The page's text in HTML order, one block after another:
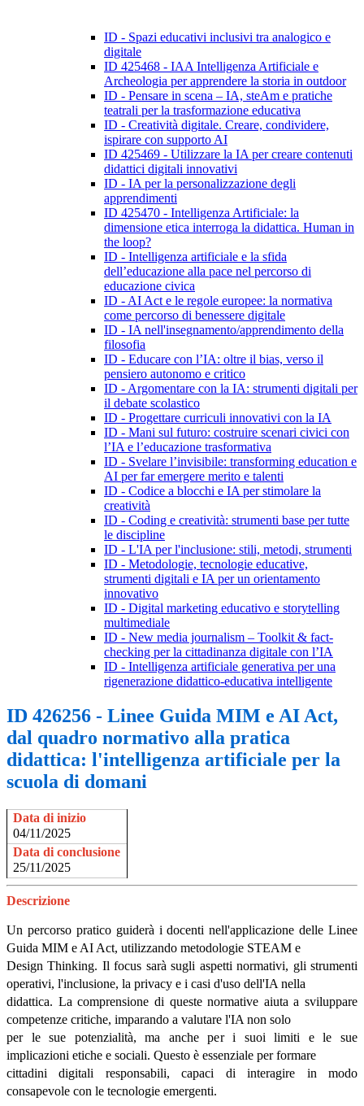
ID - Spazi educativi inclusivi tra analogico e
digitale
ID 425468 - IAA Intelligenza Artificiale e
Archeologia per apprendere la storia in outdoor
ID - Pensare in scena – IA, steAm e pratiche
teatrali per la trasformazione educativa
ID - Creatività digitale. Creare, condividere,
ispirare con supporto AI
ID 425469 - Utilizzare la IA per creare contenuti
didattici digitali innovativi
ID - IA per la personalizzazione degli
apprendimenti
ID 425470 - Intelligenza Artificiale: la
dimensione etica interroga la didattica. Human in
the loop?
ID - Intelligenza artificiale e la sfida
dell’educazione alla pace nel percorso di
educazione civica
ID - AI Act e le regole europee: la normativa
come percorso di benessere digitale
ID - IA nell'insegnamento/apprendimento della
filosofia
ID - Educare con l’IA: oltre il bias, verso il
pensiero autonomo e critico
ID - Argomentare con la IA: strumenti digitali per
il debate scolastico
ID - Progettare curriculi innovativi con la IA
ID - Mani sul futuro: costruire scenari civici con
l’IA e l’educazione trasformativa
ID - Svelare l’invisibile: transforming education e
AI per far emergere merito e talenti
ID - Codice a blocchi e IA per stimolare la
creatività
ID - Coding e creatività: strumenti base per tutte
le discipline
ID - L'IA per l'inclusione: stili, metodi, strumenti
ID - Metodologie, tecnologie educative,
strumenti digitali e IA per un orientamento
innovativo
ID - Digital marketing educativo e storytelling
multimediale
ID - New media journalism – Toolkit & fact-
checking per la cittadinanza digitale con l’IA
ID - Intelligenza artificiale generativa per una
rigenerazione didattico-educativa intelligente
ID 426256 - Linee Guida MIM e AI Act,
dal quadro normativo alla pratica
didattica: l'intelligenza artificiale per la
scuola di domani
Data di inizio
04/11/2025
Data di conclusione
25/11/2025
Descrizione
Un percorso pratico guiderà i docenti nell'applicazione delle Linee
Guida MIM e AI Act, utilizzando metodologie STEAM e
Design Thinking. Il focus sarà sugli aspetti normativi, gli strumenti
operativi, l'inclusione, la privacy e i casi d'uso dell'IA nella
didattica. La comprensione di queste normative aiuta a sviluppare
competenze critiche, imparando a valutare l'IA non solo
per le sue potenzialità, ma anche per i suoi limiti e le sue
implicazioni etiche e sociali. Questo è essenziale per formare
cittadini digitali responsabili, capaci di interagire in modo
consapevole con le tecnologie emergenti.